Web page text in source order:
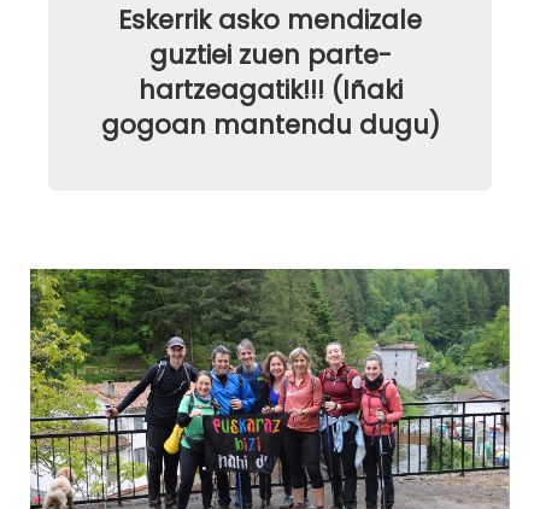
Eskerrik asko mendizale
guztiei zuen parte-
hartzeagatik!!! (Iñaki
gogoan mantendu dugu)